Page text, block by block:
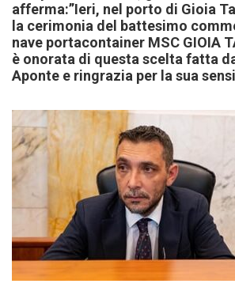
afferma:”Ieri, nel porto di Gioia
la cerimonia del battesimo
nave portacontainer MSC GIOIA
è onorata di questa scelta fatta
Aponte e ringrazia per la sua